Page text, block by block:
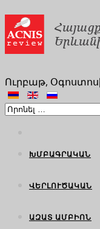
Ուրբաթ,
ԽՄԲԱԳՐԱԿԱՆ
ՎԵՐԼՈՒԾԱԿԱՆ
ԱԶԱՏ ԱՄԲԻՈՆ